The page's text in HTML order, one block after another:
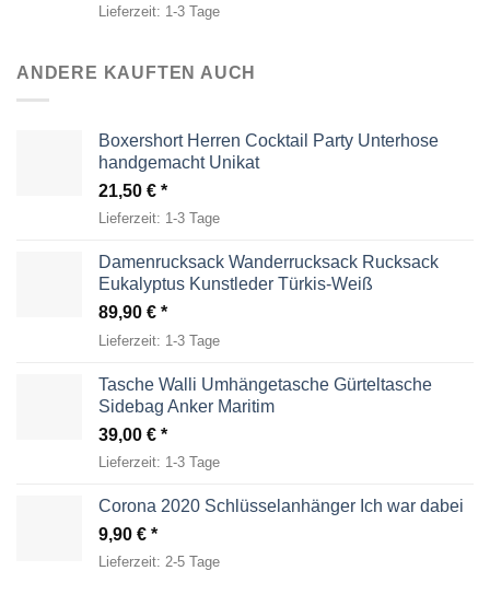
Lieferzeit: 1-3 Tage
ANDERE KAUFTEN AUCH
Boxershort Herren Cocktail Party Unterhose
handgemacht Unikat
21,50 €
Lieferzeit: 1-3 Tage
Damenrucksack Wanderrucksack Rucksack
Eukalyptus Kunstleder Türkis-Weiß
89,90 €
Lieferzeit: 1-3 Tage
Tasche Walli Umhängetasche Gürteltasche
Sidebag Anker Maritim
39,00 €
Lieferzeit: 1-3 Tage
Corona 2020 Schlüsselanhänger Ich war dabei
9,90 €
Lieferzeit: 2-5 Tage